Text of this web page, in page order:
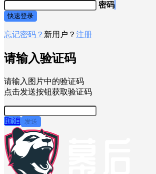
密码
快速登录
忘记密码？ 新用户？ 注册
请输入验证码
请输入图片中的验证码
点击发送按钮获取验证码
取消 发送